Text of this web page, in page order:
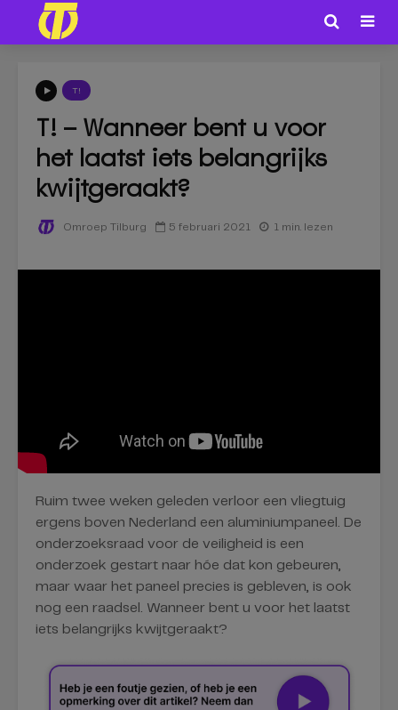
T!
T! – Wanneer bent u voor
het laatst iets belangrijks
kwijtgeraakt?
Omroep Tilburg 5 februari 2021 1 min. lezen
Ruim twee weken geleden verloor een vliegtuig
ergens boven Nederland een aluminiumpaneel. De
onderzoeksraad voor de veiligheid is een
onderzoek gestart naar hóe dat kon gebeuren,
maar waar het paneel precies is gebleven, is ook
nog een raadsel. Wanneer bent u voor het laatst
iets belangrijks kwijtgeraakt?